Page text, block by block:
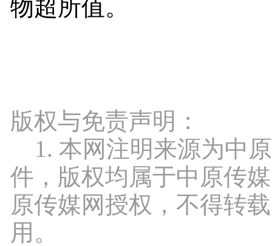
物超所值。
版权与免责声明：
1. 本网注明来源为中
件，版权均属于中原传
原传媒网授权，不得转
用。